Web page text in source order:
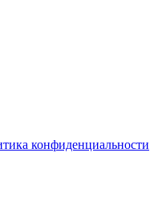
конфиденциальности